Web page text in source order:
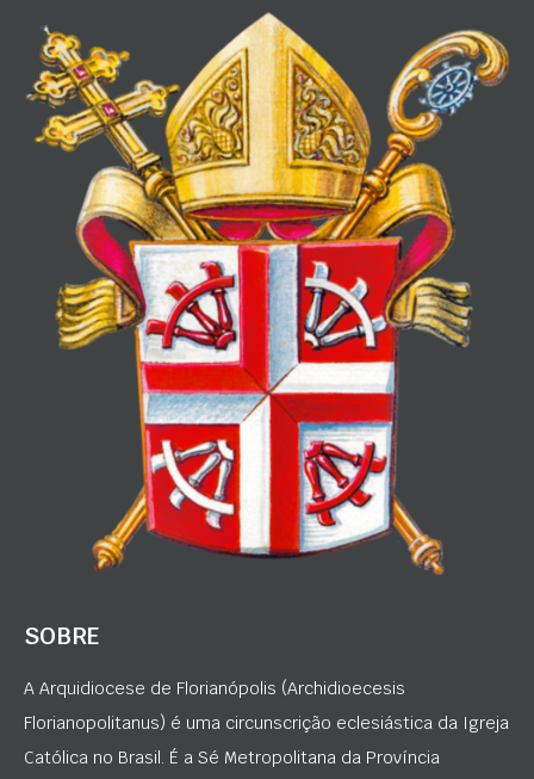
SOBRE
A Arquidiocese de Florianópolis (Archidioecesis
Florianopolitanus) é uma circunscrição eclesiástica da Igreja
Católica no Brasil. É a Sé Metropolitana da Província